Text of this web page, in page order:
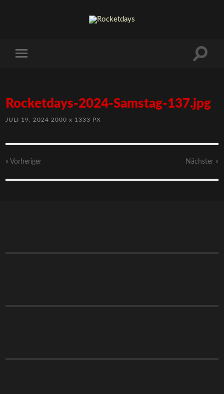
Rocketdays-2024-Samstag-137.jpg
JULI 19, 2024 2000x 1333 PX
« Vorheriger Nächster »